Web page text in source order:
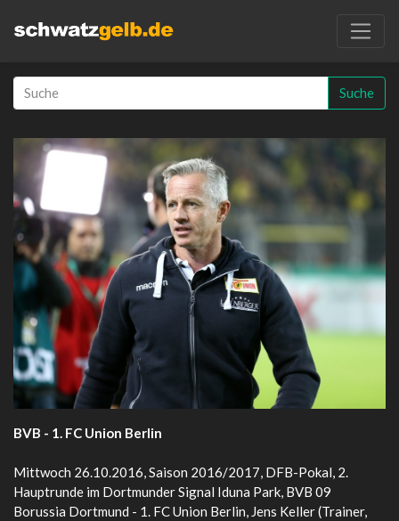
Suche
BVB - 1. FC Union Berlin
Mittwoch 26.10.2016, Saison 2016/2017, DFB-Pokal, 2.
Hauptrunde im Dortmunder Signal Iduna Park, BVB 09
Borussia Dortmund - 1. FC Union Berlin, Jens Keller (Trainer,